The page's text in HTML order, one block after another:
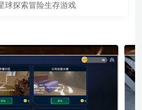
球探索冒险生存游戏